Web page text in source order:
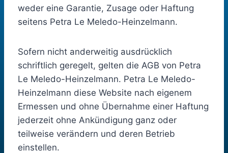
weder eine Garantie, Zusage oder Haftung
seitens Petra Le Meledo-Heinzelmann.
Sofern nicht anderweitig ausdrücklich
schriftlich geregelt, gelten die AGB von Petra
Le Meledo-Heinzelmann. Petra Le Meledo-
Heinzelmann diese Website nach eigenem
Ermessen und ohne Übernahme einer Haftung
jederzeit ohne Ankündigung ganz oder
teilweise verändern und deren Betrieb
einstellen.